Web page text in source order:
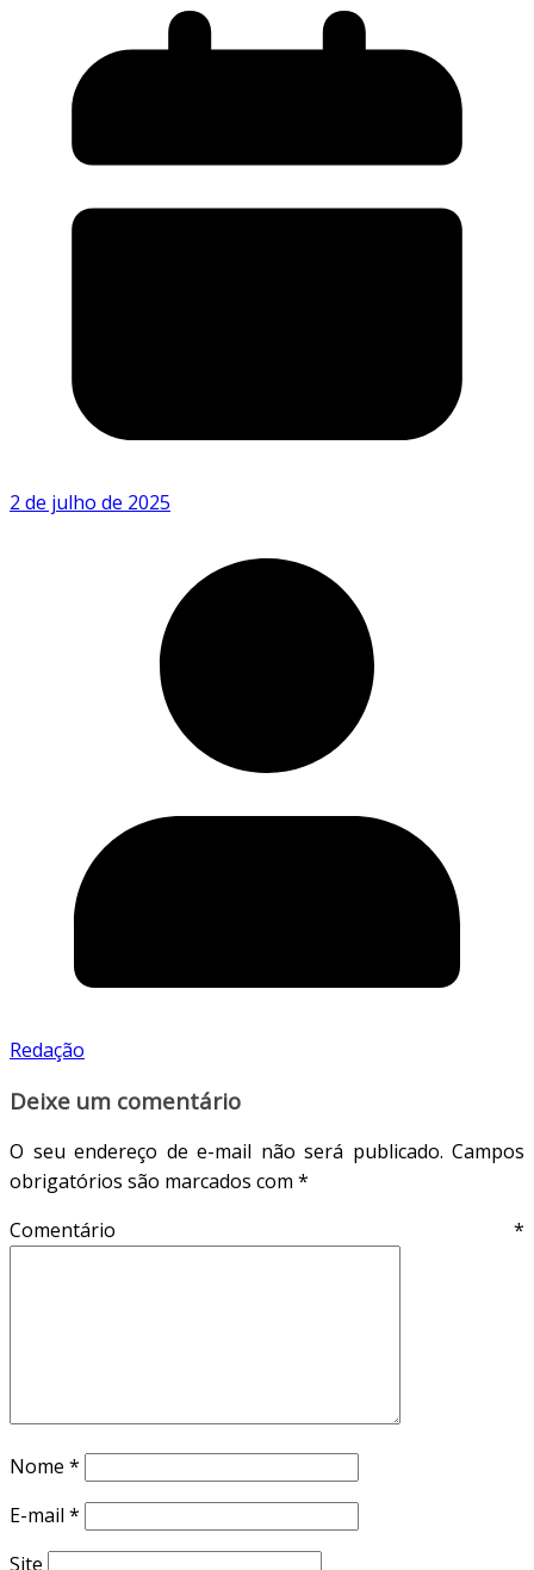
2 de julho de 2025
Redação
Deixe um comentário
O seu endereço de e-mail não será publicado. Campos
obrigatórios são marcados com *
Comentário *
Nome *
E-mail *
Site